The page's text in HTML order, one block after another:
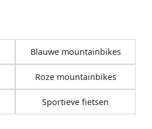
Blauwe mountainbikes
Roze mountainbikes
Sportieve fietsen